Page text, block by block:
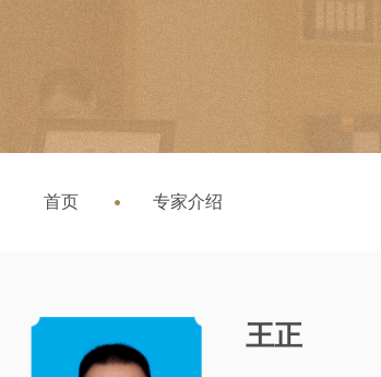
首页 专家介绍
王正